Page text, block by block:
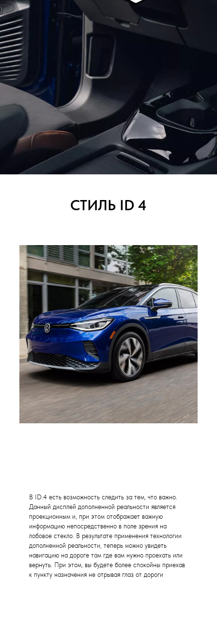
CТИЛЬ ID 4
В ID.4 есть возможность следить за тем, что важно.
Данный дисплей дополненной реальности является
проекционным и, при этом отображает важную
информацию непосредственно в поле зрения на
лобовое стекло. В результате применения технологии
дополненной реальности, теперь можно увидеть
навигацию на дороге там где вам нужно проехать или
вернуть. При этом, вы будете более спокойны приехав
к пункту назначения не отрывая глаз от дороги